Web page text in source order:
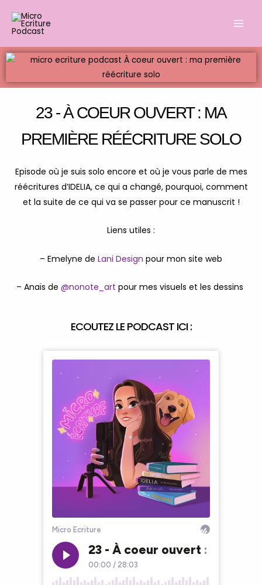
contenu
23 - À COEUR OUVERT : MA
PREMIÈRE RÉÉCRITURE SOLO
Episode où je suis solo encore et où je vous parle de mes
réécritures d’IDELIA, ce qui a changé, pourquoi, comment
et la suite de ce qui va se passer pour ce manuscrit !
Liens utiles :
– Emelyne de Lani Design pour mon site web
– Anaïs de @nonote_art pour mes visuels et les dessins
ECOUTEZ LE PODCAST ICI :